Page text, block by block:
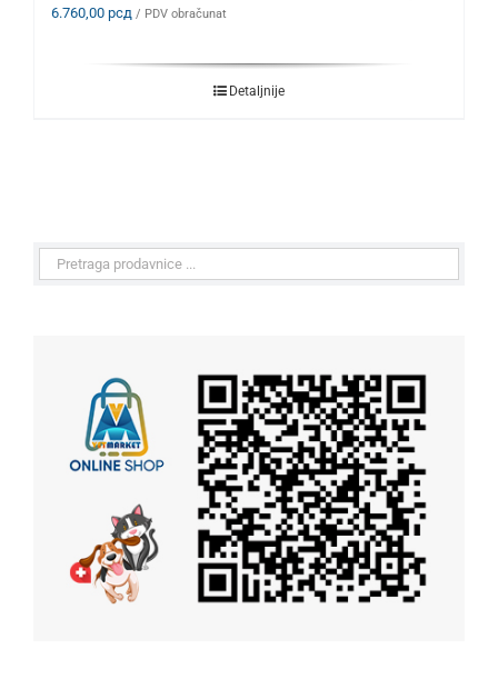
6.760,00 рсд / PDV obračunat
Detaljnije